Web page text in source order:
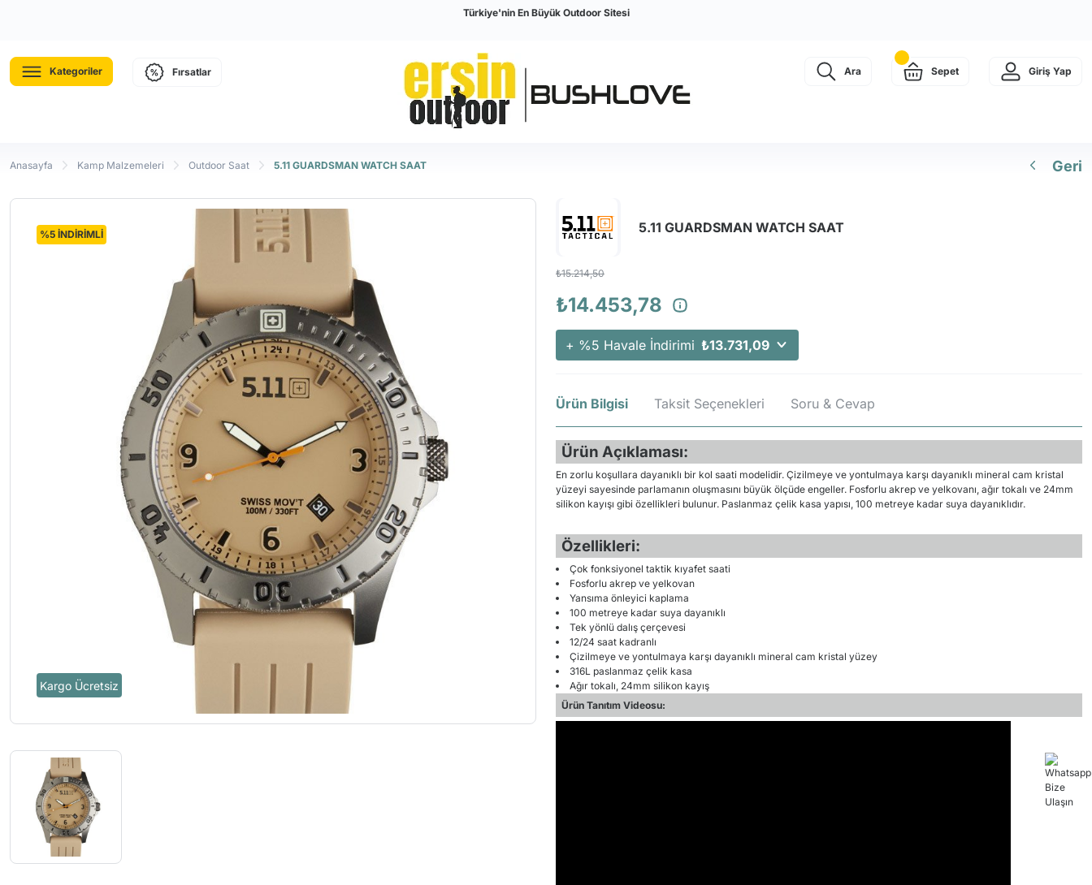
Türkiye'nin En Büyük Outdoor Sitesi
Kategoriler Fırsatlar Ara Sepet Giriş Yap
Anasayfa Kamp Malzemeleri Outdoor Saat 5.11 GUARDSMAN WATCH SAAT Geri
Kargo Ücretsiz
%5 İNDİRİMLİ 5.11 GUARDSMAN WATCH SAAT
₺15.214,50
₺14.453,78
+ %5 Havale İndirimi ₺13.731,09
Ürün Bilgisi Taksit Seçenekleri Soru & Cevap
Ürün Açıklaması:
En zorlu koşullara dayanıklı bir kol saati modelidir. Çizilmeye ve yontulmaya karşı dayanıklı mineral cam kristal
yüzeyi sayesinde parlamanın oluşmasını büyük ölçüde engeller. Fosforlu akrep ve yelkovanı, ağır tokalı ve 24mm
silikon kayışı gibi özellikleri bulunur. Paslanmaz çelik kasa yapısı, 100 metreye kadar suya dayanıklıdır.
Özellikleri:
Çok fonksiyonel taktik kıyafet saati
Fosforlu akrep ve yelkovan
Yansıma önleyici kaplama
100 metreye kadar suya dayanıklı
Tek yönlü dalış çerçevesi
12/24 saat kadranlı
Çizilmeye ve yontulmaya karşı dayanıklı mineral cam kristal yüzey
316L paslanmaz çelik kasa
Ağır tokalı, 24mm silikon kayış
Ürün Tanıtım Videosu: